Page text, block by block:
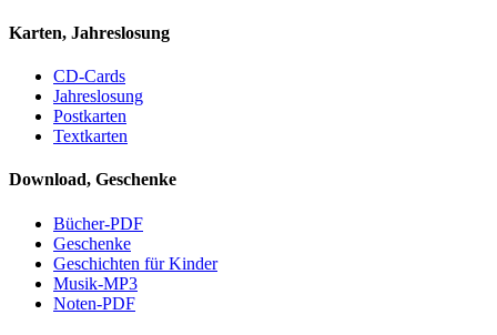
Karten, Jahreslosung
CD-Cards
Jahreslosung
Postkarten
Textkarten
Download, Geschenke
Bücher-PDF
Geschenke
Geschichten für Kinder
Musik-MP3
Noten-PDF